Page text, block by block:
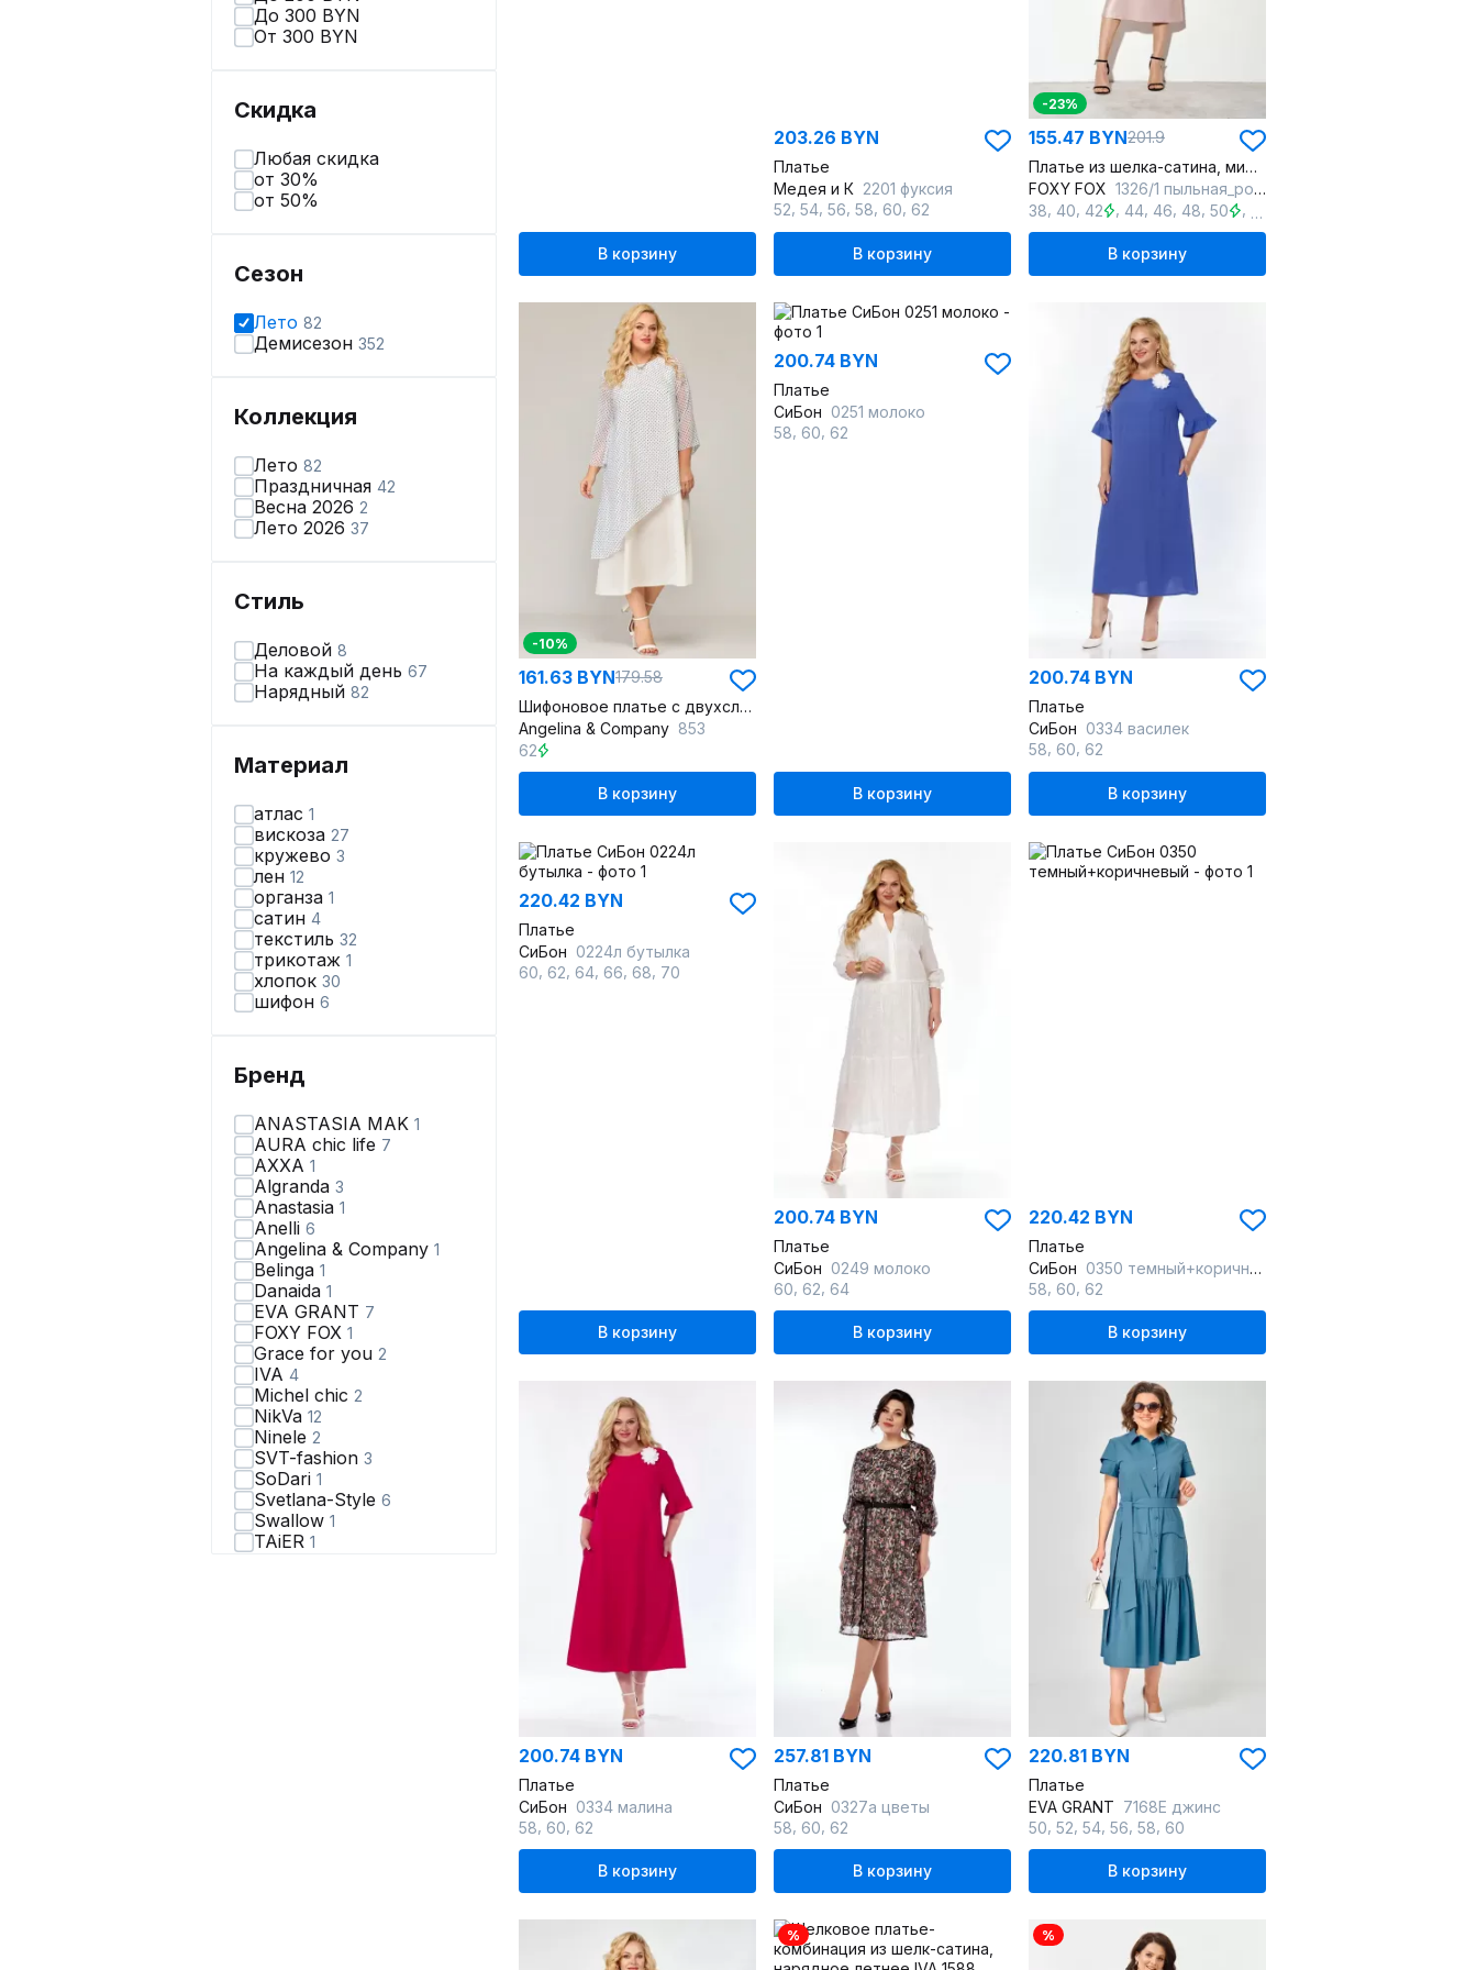
До 300 BYN
От 300 BYN
Скидка
Любая скидка
от 30%
от 50%
Сезон
Лето 82
Демисезон 352
Коллекция
Лето 82
Праздничная 42
Весна 2026 2
Лето 2026 37
Стиль
Деловой 8
На каждый день 67
Нарядный 82
Материал
атлас 1
вискоза 27
кружево 3
лен 12
органза 1
сатин 4
текстиль 32
трикотаж 1
хлопок 30
шифон 6
Бренд
ANASTASIA MAK 1
AURA chic life 7
AXXA 1
Algranda 3
Anastasia 1
Anelli 6
Angelina & Сompany 1
Belinga 1
Danaida 1
EVA GRANT 7
FOXY FOX 1
Grace for you 2
IVA 4
Michel chic 2
NikVa 12
Ninele 2
SVT-fashion 3
SoDari 1
Svetlana-Style 6
Swallow 1
TAiER 1
В корзину
203.26 BYN
Платье
Медея и К 2201 фуксия
52 54 56 58 60 62
В корзину
-23%
155.47 BYN201.9
Платье из шелка-сатина, миди, прилегающий силуэт, регулируемые бретели
FOXY FOX 1326/1 пыльная_роза
38 40 42 44 46 48 ,50
В корзину
-10%
161.63 BYN179.58
Шифоновое платье с двухслойной юбкой и разрезами
Angelina & Сompany 853
62
В корзину
200.74 BYN
Платье
СиБон 0251 молоко
58 60 62
В корзину
200.74 BYN
Платье
СиБон 0334 василек
58 60 62
В корзину
220.42 BYN
Платье
СиБон 0224л бутылка
60 62 64 66 68 70
В корзину
200.74 BYN
Платье
СиБон 0249 молоко
60 62 64
В корзину
220.42 BYN
Платье
СиБон 0350 темный+коричневый
58 60 62
В корзину
200.74 BYN
Платье
СиБон 0334 малина
58 60 62
В корзину
257.81 BYN
Платье
СиБон 0327а цветы
58 60 62
В корзину
220.81 BYN
Платье
EVA GRANT 7168Е джинс
50 52 54 56 58 60
В корзину
% %